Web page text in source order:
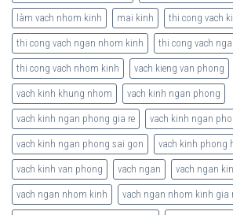
làm vach nhom kinh mai kinh thi cong vach
thi cong vach ngan nhom kinh thi cong vach
thi cong vach nhom kinh vach kieng van phong
vach kinh khung nhom vach kinh ngan phong
vach kinh ngan phong gia re vach kinh ngan
vach kinh ngan phong sai gon vach kinh phong
vach kinh van phong vach ngan vach ngan
vach ngan nhom kinh vach ngan nhom kinh gia